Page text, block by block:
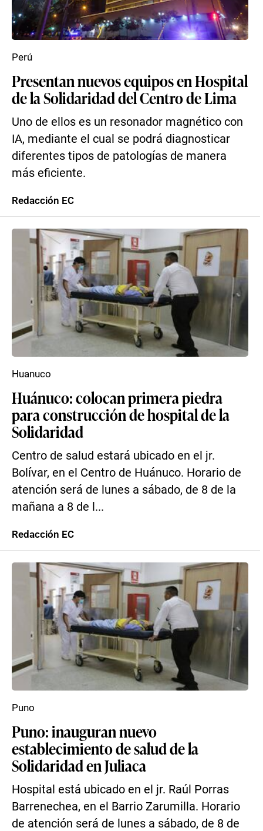
Presentan nuevos equipos en Hospital
de la Solidaridad del Centro de Lima
Uno de ellos es un resonador magnético con
IA, mediante el cual se podrá diagnosticar
diferentes tipos de patologías de manera
más eficiente.
Perú
Redacción EC
Huánuco: colocan primera piedra
para construcción de hospital de la
Solidaridad
Centro de salud estará ubicado en el jr.
Bolívar, en el Centro de Huánuco. Horario de
atención será de lunes a sábado, de 8 de la
mañana a 8 de l...
Huanuco
Redacción EC
Puno: inauguran nuevo
establecimiento de salud de la
Solidaridad en Juliaca
Hospital está ubicado en el jr. Raúl Porras
Barrenechea, en el Barrio Zarumilla. Horario
de atención será de lunes a sábado, de 8 de
Puno